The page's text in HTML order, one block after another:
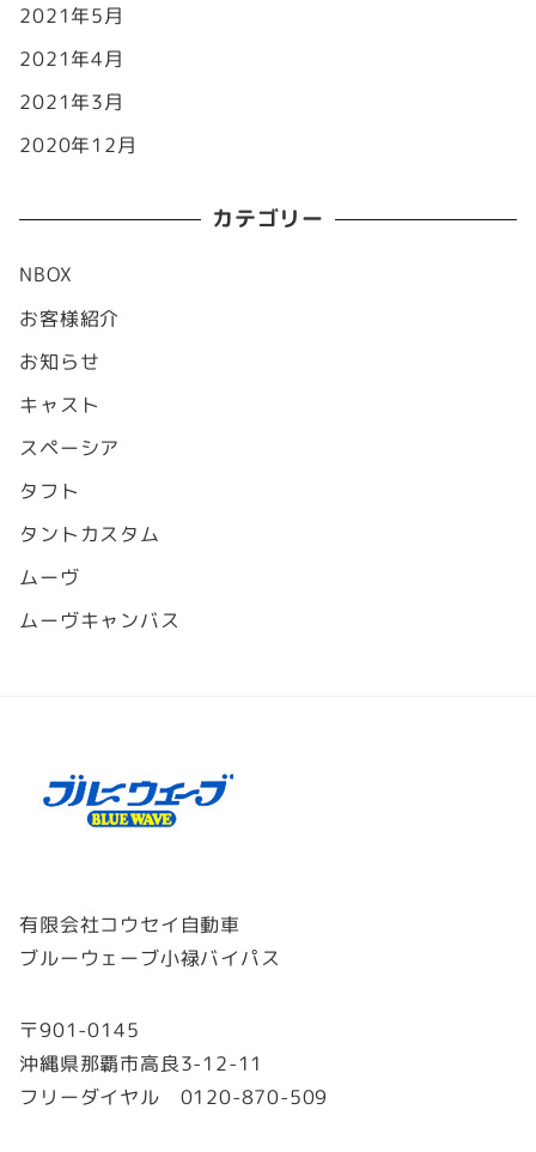
2021年5月
2021年4月
2021年3月
2020年12月
カテゴリー
NBOX
お客様紹介
お知らせ
キャスト
スペーシア
タフト
タントカスタム
ムーヴ
ムーヴキャンバス
有限会社コウセイ自動車
ブルーウェーブ小禄バイパス
〒901-0145
沖縄県那覇市高良3-12-11
フリーダイヤル 0120-870-509